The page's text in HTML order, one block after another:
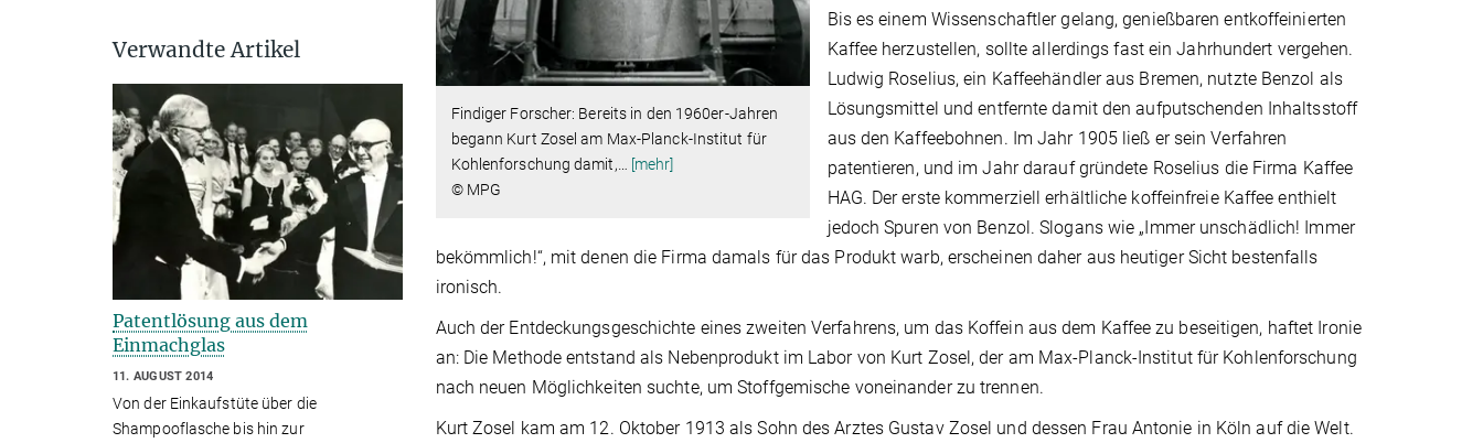
Findiger Forscher: Bereits in den 1960er-Jahren
begann Kurt Zosel am Max-Planck-Institut für
Kohlenforschung damit,
[mehr]
© MPG
Bis es einem Wissenschaftler gelang, genießbaren entkoffeinierten
Kaffee herzustellen, sollte allerdings fast ein Jahrhundert vergehen.
Ludwig Roselius, ein Kaffeehändler aus Bremen, nutzte Benzol als
Lösungsmittel und entfernte damit den aufputschenden Inhaltsstoff
aus den Kaffeebohnen. Im Jahr 1905 ließ er sein Verfahren
patentieren, und im Jahr darauf gründete Roselius die Firma Kaffee
HAG. Der erste kommerziell erhältliche koffeinfreie Kaffee enthielt
jedoch Spuren von Benzol. Slogans wie „Immer unschädlich! Immer
bekömmlich!“, mit denen die Firma damals für das Produkt warb, erscheinen daher aus heutiger Sicht bestenfalls
ironisch.
Auch der Entdeckungsgeschichte eines zweiten Verfahrens, um das Koffein aus dem Kaffee zu beseitigen, haftet Ironie
an: Die Methode entstand als Nebenprodukt im Labor von Kurt Zosel, der am Max-Planck-Institut für Kohlenforschung
nach neuen Möglichkeiten suchte, um Stoffgemische voneinander zu trennen.
Kurt Zosel kam am 12. Oktober 1913 als Sohn des Arztes Gustav Zosel und dessen Frau Antonie in Köln auf die Welt.
Verwandte Artikel
Patentlösung aus dem
Einmachglas
11. AUGUST 2014
Von der Einkaufstüte über die
Shampooflasche bis hin zur